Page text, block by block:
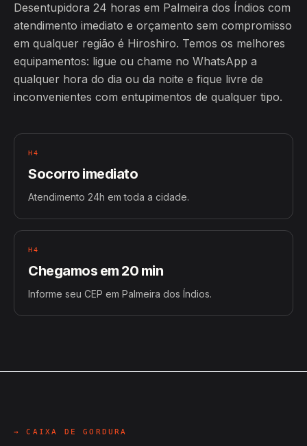
Desentupidora 24 horas em Palmeira dos Índios com
atendimento imediato e orçamento sem compromisso
em qualquer região é Hiroshiro. Temos os melhores
equipamentos: ligue ou chame no WhatsApp a
qualquer hora do dia ou da noite e fique livre de
inconvenientes com entupimentos de qualquer tipo.
H4
Socorro imediato
Atendimento 24h em toda a cidade.
H4
Chegamos em 20 min
Informe seu CEP em Palmeira dos Índios.
→ CAIXA DE GORDURA